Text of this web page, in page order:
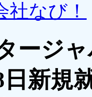
社なび！
ージ
新規